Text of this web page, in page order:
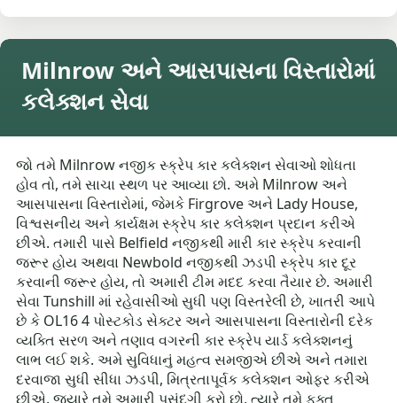
Milnrow અને આસપાસના વિસ્તારોમાં
કલેક્શન સેવા
જો તમે Milnrow નજીક સ્ક્રેપ કાર કલેક્શન સેવાઓ શોધતા
હોવ તો, તમે સાચા સ્થળ પર આવ્યા છો. અમે Milnrow અને
આસપાસના વિસ્તારોમાં, જેમકે Firgrove અને Lady House,
વિશ્વસનીય અને કાર્યક્ષમ સ્ક્રેપ કાર કલેક્શન પ્રદાન કરીએ
છીએ. તમારી પાસે Belfield નજીકથી મારી કાર સ્ક્રેપ કરવાની
જરૂર હોય અથવા Newbold નજીકથી ઝડપી સ્ક્રેપ કાર દૂર
કરવાની જરૂર હોય, તો અમારી ટીમ મદદ કરવા તૈયાર છે. અમારી
સેવા Tunshill માં રહેવાસીઓ સુધી પણ વિસ્તરેલી છે, ખાતરી આપે
છે કે OL16 4 પોસ્ટકોડ સેક્ટર અને આસપાસના વિસ્તારોની દરેક
વ્યક્તિ સરળ અને તણાવ વગરની કાર સ્ક્રેપ યાર્ડ કલેક્શનનું
લાભ લઈ શકે. અમે સુવિધાનું મહત્વ સમજીએ છીએ અને તમારા
દરવાજા સુધી સીધા ઝડપી, મિત્રતાપૂર્વક કલેક્શન ઓફર કરીએ
છીએ. જ્યારે તમે અમારી પસંદગી કરો છો, ત્યારે તમે ફક્ત